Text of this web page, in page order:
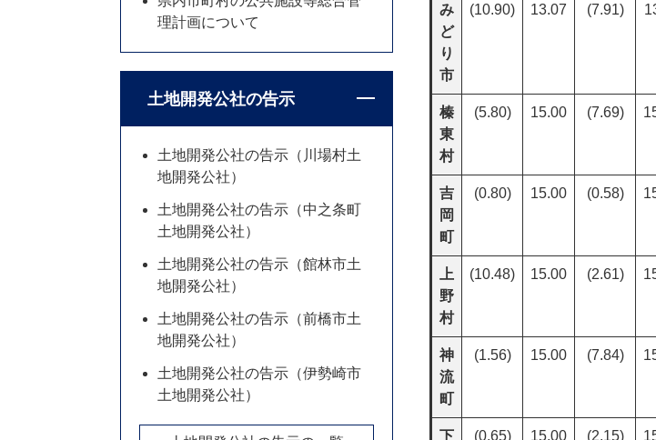
み
ど
り
市
(10.90) 13.07 (7.91)
榛
東
村
(5.80) 15.00 (7.69)
吉
岡
町
(0.80) 15.00 (0.58)
上
野
村
(10.48) 15.00 (2.61)
神
流
町
(1.56) 15.00 (7.84)
下 (0.65) 15.00 (2.15)
理計画について
土地開発公社の告示
土地開発公社の告示（川場村土
地開発公社）
土地開発公社の告示（中之条町
土地開発公社）
土地開発公社の告示（館林市土
地開発公社）
土地開発公社の告示（前橋市土
地開発公社）
土地開発公社の告示（伊勢崎市
土地開発公社）